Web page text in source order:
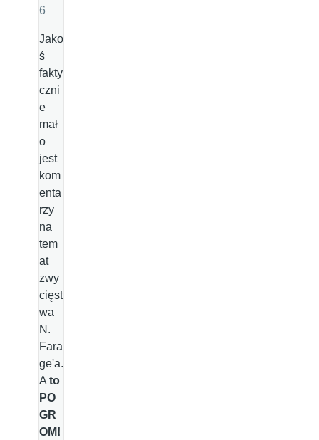
6
Jako
ś
fakty
czni
e
mał
o
jest
kom
enta
rzy
na
tem
at
zwy
cięst
wa
N.
Fara
ge'a.
A to
PO
GR
OM!